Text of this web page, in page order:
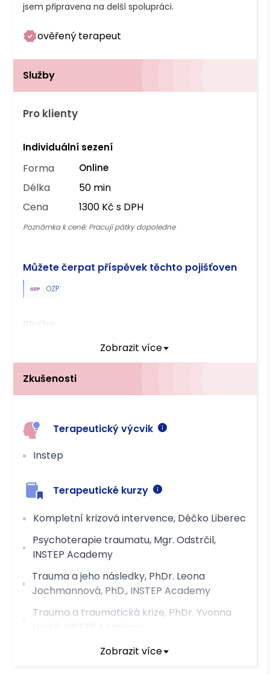
jsem připravena na delší spolupráci.
ověřený terapeut
Služby
Pro klienty
Individuální sezení
Forma Online
Délka
50 min
Cena
1300 Kč s DPH
Poznámka k ceně:Pracuji pátky dopoledne
Můžete čerpat příspěvek těchto pojišťoven
OZP
Platba
Zobrazit více
Zkušenosti
Terapeutický výcvik
Instep
Terapeutické kurzy
Kompletní krizová intervence, Déčko Liberec
Psychoterapie traumatu, Mgr. Odstrčil,
INSTEP Academy
Trauma a jeho následky, PhDr. Leona
Jochmannová, PhD., INSTEP Academy
Trauma a traumatická krize, PhDr. Yvonna
Terapie partnerského vztahu, Mgr. Knop a
Zobrazit více